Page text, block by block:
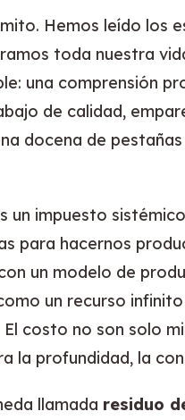
Hemos leído los
toda nuestra
una comprensión
de calidad,
docena de
un impuesto
para hacernos
un modelo de
un recurso
costo no son solo
la profundidad, la
llamada residuo